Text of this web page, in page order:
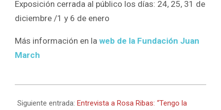
Exposición cerrada al público los días: 24, 25, 31 de
diciembre /1 y 6 de enero
Más información en la web de la Fundación Juan
March
08-
Siguiente entrada: Entrevista a Rosa Ribas: “Tengo la